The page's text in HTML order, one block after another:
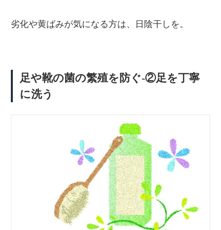
劣化や黄ばみが気になる方は、日陰干しを。
足や靴の菌の繁殖を防ぐ-②足を丁寧
に洗う